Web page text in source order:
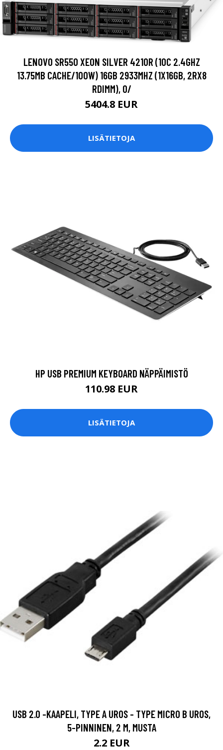
LENOVO SR550 XEON SILVER 4210R (10C 2.4GHZ
13.75MB CACHE/100W) 16GB 2933MHZ (1X16GB, 2RX8
RDIMM), O/
5404.8 EUR
LISÄTIETOJA
HP USB PREMIUM KEYBOARD NÄPPÄIMISTÖ
110.98 EUR
LISÄTIETOJA
USB 2.0 -KAAPELI, TYPE A UROS - TYPE MICRO B UROS,
5-PINNINEN, 2 M, MUSTA
2.2 EUR